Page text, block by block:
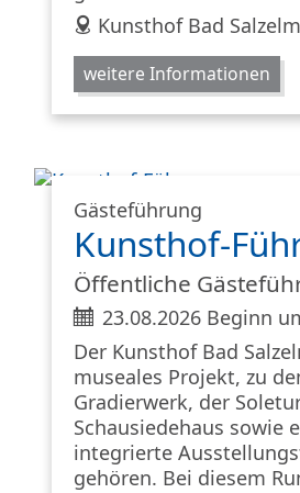
address
Kunsthof Bad
weitere Informationen
Gästeführung
Kunsthof-
Öffentliche
ticket23.08.2026 Beginn
Der Kunsthof Bad
museales Projekt, zu
Gradierwerk, der
Schausiedehaus sowie
integrierte
gehören. Bei diesem